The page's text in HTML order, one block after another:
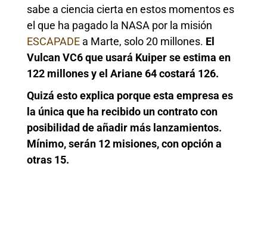
sabe a ciencia cierta en estos momentos es
el que ha pagado la NASA por la misión
ESCAPADE a Marte, solo 20 millones. El
Vulcan VC6 que usará Kuiper se estima en
122 millones y el Ariane 64 costará 126.
Quizá esto explica porque esta empresa es
la única que ha recibido un contrato con
posibilidad de añadir más lanzamientos.
Mínimo, serán 12 misiones, con opción a
otras 15.